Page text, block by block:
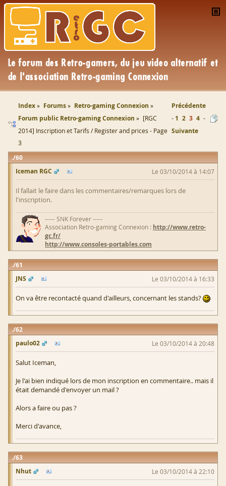
Index Forums
Retro-gaming Connexion
Forum public Retro-gaming Connexion
[RGC
2014] Inscription et Tarifs / Register and prices - Page
3
Précédente
1 2 3 4
Suivante
60
Iceman RGC
Le 03/10/2014 à 14:07
Il fallait le faire dans les commentaires/remarques lors de
l'inscription.
----- SNK Forever -----
Association Retro-gaming Connexion : http://www.retro-
gc.fr/
http://www.consoles-portables.com
61
JNS
Le 03/10/2014 à 16:33
On va être recontacté quand d'ailleurs, concernant les stands?
62
paulo02
Le 03/10/2014 à 20:48
Salut Iceman,
Je l'ai bien indiqué lors de mon inscription en commentaire.. mais il
était demandé d'envoyer un mail ?
Alors a faire ou pas ?
Merci d'avance,
63
Nhut
Le 03/10/2014 à 22:10